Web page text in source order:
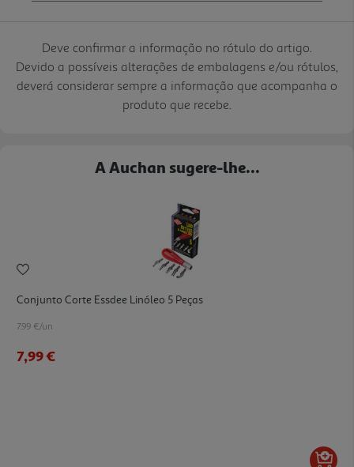
Deve confirmar a informação no rótulo do artigo.
Devido a possíveis alterações de embalagens e/ou rótulos,
deverá considerar sempre a informação que acompanha o
produto que recebe.
A Auchan sugere-lhe...
Conjunto Corte Essdee Linóleo 5 Peças
7.99 €/un
7,99 €